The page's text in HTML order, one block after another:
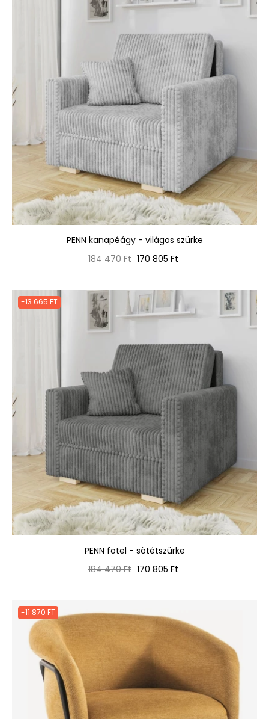
PENN kanapéágy - világos szürke
Normál
184 470 Ft Ár
170 805 Ft
-13 665 FT
PENN fotel - sötétszürke
Normál
184 470 Ft Ár
170 805 Ft
-11 870 FT